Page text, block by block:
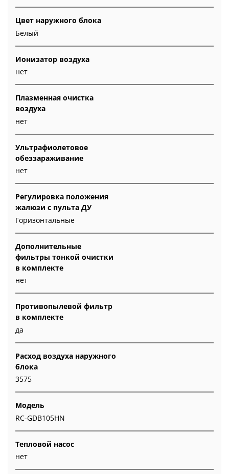
Цвет наружного блока
Белый
Ионизатор воздуха
нет
Плазменная очистка
воздуха
нет
Ультрафиолетовое
обеззараживание
нет
Регулировка положения
жалюзи с пульта ДУ
Горизонтальные
Дополнительные
фильтры тонкой очистки
в комплекте
нет
Противопылевой фильтр
в комплекте
да
Расход воздуха наружного
блока
3575
Модель
RC-GDB105HN
Тепловой насос
нет